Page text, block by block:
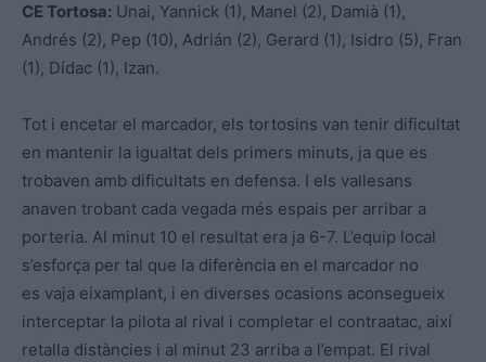
CE Tortosa: Unai, Yannick (1), Manel (2), Damià (1),
Andrés (2), Pep (10), Adrián (2), Gerard (1), Isidro (5), Fran
(1), Dídac (1), Izan.
Tot i encetar el marcador, els tortosins van tenir dificultat
en mantenir la igualtat dels primers minuts, ja que es
trobaven amb dificultats en defensa. I els vallesans
anaven trobant cada vegada més espais per arribar a
porteria. Al minut 10 el resultat era ja 6-7. L’equip local
s’esforça per tal que la diferència en el marcador no
es vaja eixamplant, i en diverses ocasions aconsegueix
interceptar la pilota al rival i completar el contraatac, així
retalla distàncies i al minut 23 arriba a l’empat. El rival